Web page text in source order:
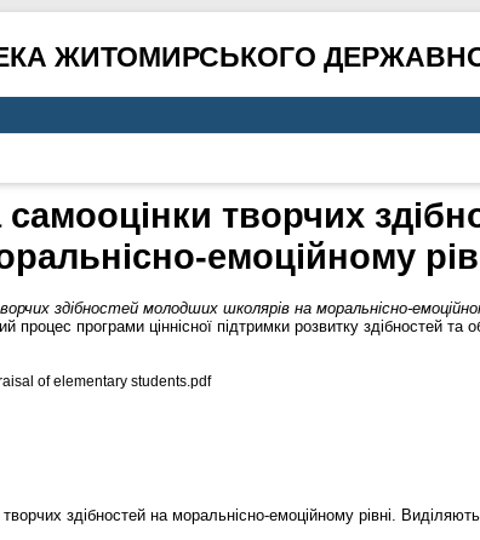
ЖИТОМИРСЬКОГО
самооцінки творчих
емоційному
здібностей молодших школярів на моральнісно-
процес програми ціннісної підтримки розвитку здібностей та
of elementary students.pdf
творчих здібностей на моральнісно-емоційному рівні.